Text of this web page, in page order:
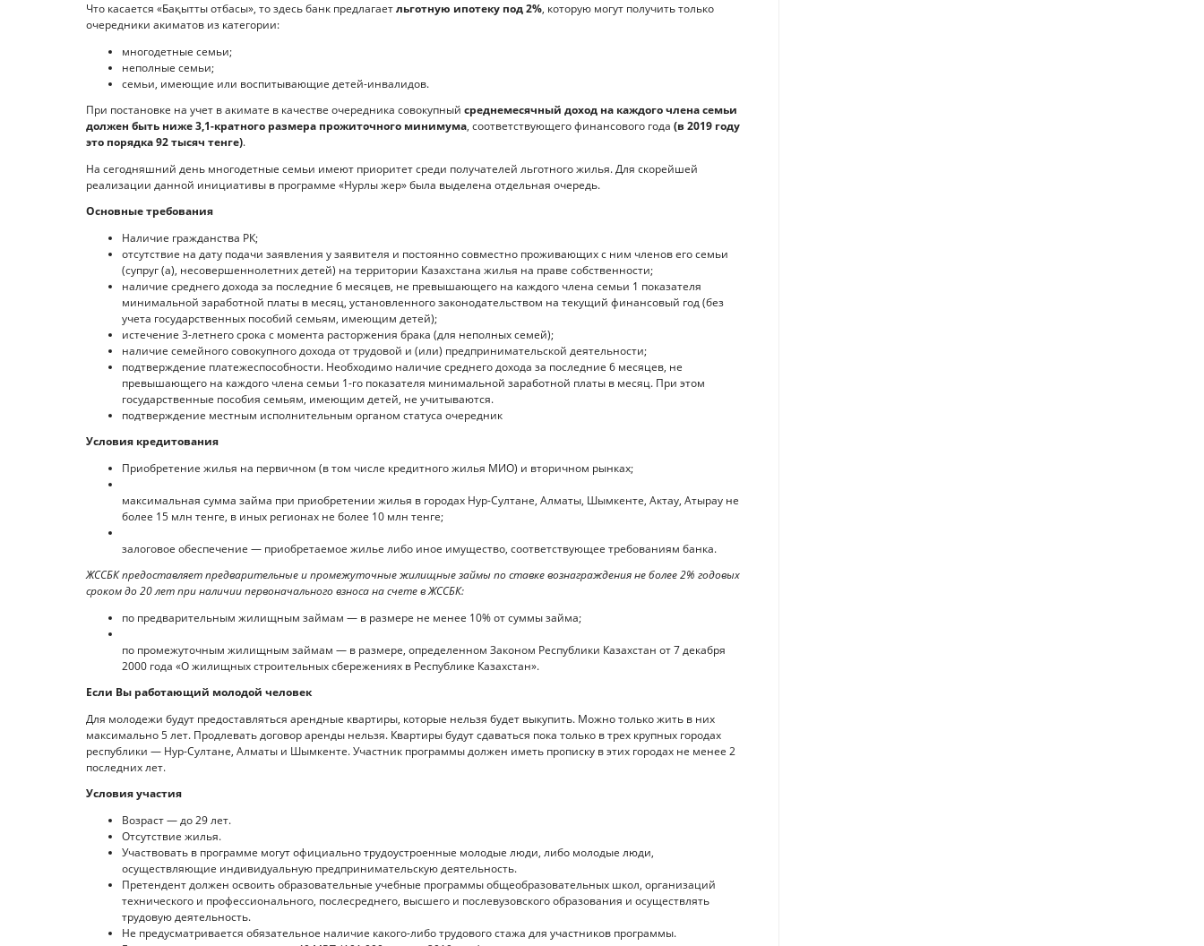
Что касается «Бақытты отбасы», то здесь банк предлагаетльготную ипотеку под 2%, которую могут получить только
очередники акиматов из категории:
многодетные семьи;
неполные семьи;
семьи, имеющие или воспитывающие детей-инвалидов.
При постановке на учет в акимате в качестве очередника совокупный среднемесячный доход на каждого члена семьи
должен быть ниже 3,1-кратного размера прожиточного минимума, соответствующего финансового года (в 2019 году
это порядка 92 тысяч тенге).
На сегодняшний день многодетные семьи имеют приоритет среди получателей льготного жилья. Для скорейшей
реализации данной инициативы в программе «Нурлы жер» была выделена отдельная очередь.
Основные требования
Наличие гражданства РК;
отсутствие на дату подачи заявления у заявителя и постоянно совместно проживающих с ним членов его семьи
(супруг (а), несовершеннолетних детей) на территории Казахстана жилья на праве собственности;
наличие среднего дохода за последние 6 месяцев, не превышающего на каждого члена семьи 1 показателя
минимальной заработной платы в месяц, установленного законодательством на текущий финансовый год (без
учета государственных пособий семьям, имеющим детей);
истечение 3-летнего срока с момента расторжения брака (для неполных семей);
наличие семейного совокупного дохода от трудовой и (или) предпринимательской деятельности;
подтверждение платежеспособности. Необходимо наличие среднего дохода за последние 6 месяцев, не
превышающего на каждого члена семьи 1-го показателя минимальной заработной платы в месяц. При этом
государственные пособия семьям, имеющим детей, не учитываются.
подтверждение местным исполнительным органом статуса очередник
Условия кредитования
Приобретение жилья на первичном (в том числе кредитного жилья МИО) и вторичном рынках;
максимальная сумма займа при приобретении жилья в городах Нур-Султане, Алматы, Шымкенте, Актау, Атырау не
более 15 млн тенге, в иных регионах не более 10 млн тенге;
залоговое обеспечение — приобретаемое жилье либо иное имущество, соответствующее требованиям банка.
ЖССБК предоставляет предварительные и промежуточные жилищные займы по ставке вознаграждения не более 2% годовых
сроком до 20 лет при наличии первоначального взноса на счете в ЖССБК:
по предварительным жилищным займам — в размере не менее 10% от суммы займа;
по промежуточным жилищным займам — в размере, определенном Законом Республики Казахстан от 7 декабря
2000 года «О жилищных строительных сбережениях в Республике Казахстан».
Если Вы работающий молодой человек
Для молодежи будут предоставляться арендные квартиры, которые нельзя будет выкупить. Можно только жить в них
максимально 5 лет. Продлевать договор аренды нельзя. Квартиры будут сдаваться пока только в трех крупных городах
республики — Нур-Султане, Алматы и Шымкенте. Участник программы должен иметь прописку в этих городах не менее 2
последних лет.
Условия участия
Возраст — до 29 лет.
Отсутствие жилья.
Участвовать в программе могут официально трудоустроенные молодые люди, либо молодые люди,
осуществляющие индивидуальную предпринимательскую деятельность.
Претендент должен освоить образовательные учебные программы общеобразовательных школ, организаций
технического и профессионального, послесреднего, высшего и послевузовского образования и осуществлять
трудовую деятельность.
Не предусматривается обязательное наличие какого-либо трудового стажа для участников программы.